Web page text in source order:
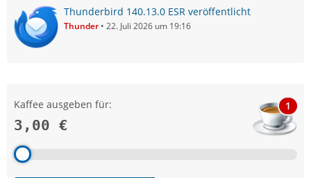
Thunderbird 140.13.0 ESR veröffentlicht
Thunder 22. Juli 2026 um 19:16
Kaffee ausgeben für:
3,00 €
1